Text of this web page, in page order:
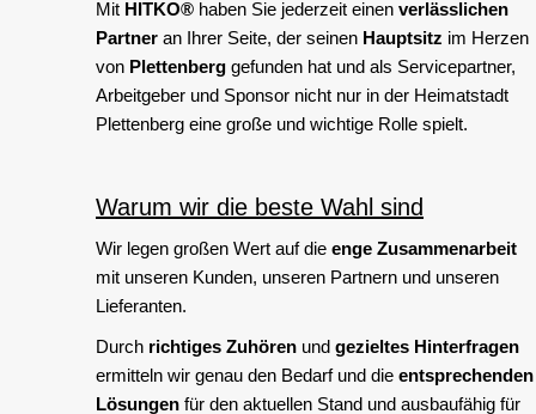
Mit HITKO® haben Sie jederzeit einen verlässlichen
Partner an Ihrer Seite, der seinen Hauptsitz im Herzen
von Plettenberg gefunden hat und als Servicepartner,
Arbeitgeber und Sponsor nicht nur in der Heimatstadt
Plettenberg eine große und wichtige Rolle spielt.
Warum wir die beste Wahl sind
Wir legen großen Wert auf die enge Zusammenarbeit
mit unseren Kunden, unseren Partnern und unseren
Lieferanten.
Durch richtiges Zuhören und gezieltes Hinterfragen
ermitteln wir genau den Bedarf und die entsprechenden
Lösungen für den aktuellen Stand und ausbaufähig für